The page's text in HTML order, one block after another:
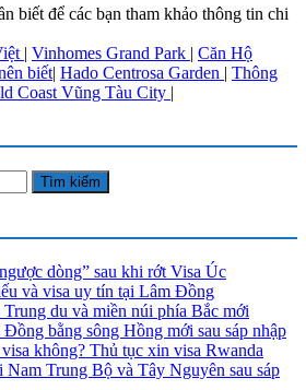
biết để các bạn tham khảo thông tin chi
| Vinhomes Grand Park | Căn Hộ
biết| Hado Centrosa Garden | Thông
Coast Vũng Tàu City |
dòng” sau khi rớt Visa Úc
và visa uy tín tại Lâm Đồng
Trung du và miền núi phía Bắc mới
bằng sông Hồng mới sau sáp nhập
không? Thủ tục xin visa Rwanda
Nam Trung Bộ và Tây Nguyên sau sáp